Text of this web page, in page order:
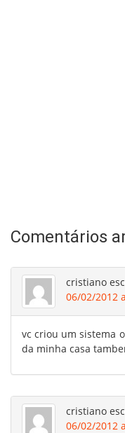
Comentários
cristiano
06/02/2012
vc criou um sistema
da minha casa
cristiano
06/02/2012